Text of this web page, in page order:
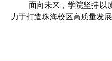
面向未来，学院坚持以
力于打造珠海校区高质量发